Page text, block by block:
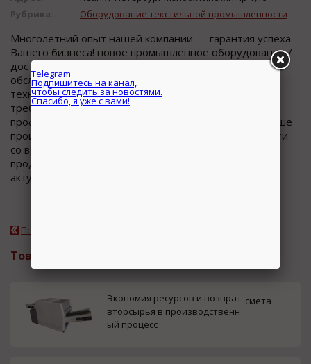
Рубрика:
Оборудование текстильной промышленности
Многолетний опыт нашей компании — гарантия успеха
Вашего бизнеса! новое промышленное оборудование /
доставка, шеф-монтаж, гарантия, сервисное
обслуживание / Благодаря качеству передового
технологического оборудования отвечающего всем
требованиям современного производства и
профессиональному подходу наших сотрудников Ваше
производственное предприятие будет уверенно идти
со временем и смело производить конкурентный
продукт востребованный рынком Постоянный поиск
актуальных инноваций, ис...
Подробнее о компании
Товары и услуги
Экономия ресурсов и возврат
вторсырья в производственн
ый процесс
смета